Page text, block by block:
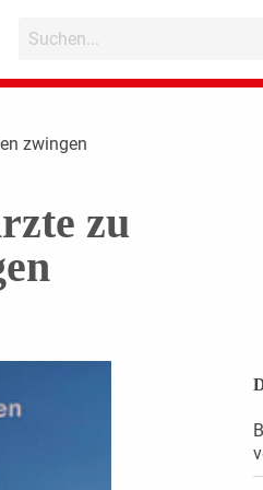
zwingen
zu